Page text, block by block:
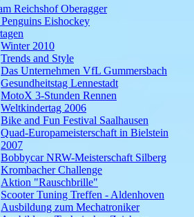
Reichshof Oberagger
Eishockey
Winter 2010
Trends and Style
Das Unternehmen VfL Gummersbach
Gesundheitstag Lennestadt
MotoX 3-Stunden Rennen
Weltkindertag 2006
Bike and Fun Festival Saalhausen
Quad-Europameisterschaft in Bielstein
2007
Bobbycar NRW-Meisterschaft Silberg
Krombacher Challenge
Aktion "Rauschbrille"
Scooter Tuning Treffen - Aldenhoven
Ausbildung zum Mechatroniker